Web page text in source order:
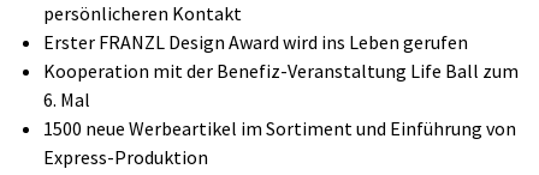
persönlicheren Kontakt
Erster FRANZL Design Award wird ins Leben gerufen
Kooperation mit der Benefiz-Veranstaltung Life Ball zum
6. Mal
1500 neue Werbeartikel im Sortiment und Einführung von
Express-Produktion